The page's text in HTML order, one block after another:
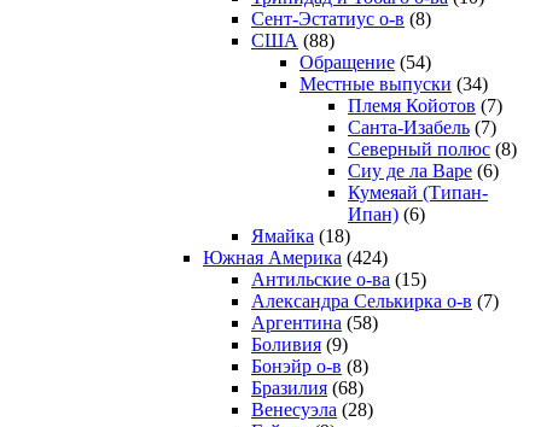
Сент-Эстатиус о-в (8)
США (88)
Обращение (54)
Местные выпуски (34)
Племя Койотов (7)
Санта-Изабель (7)
Северный полюс (8)
Сиу де ла Варе (6)
Кумеяай (Типан-
Ипан) (6)
Ямайка (18)
Южная Америка (424)
Антильские о-ва (15)
Александра Селькирка о-в (7)
Аргентина (58)
Боливия (9)
Бонэйр о-в (8)
Бразилия (68)
Венесуэла (28)